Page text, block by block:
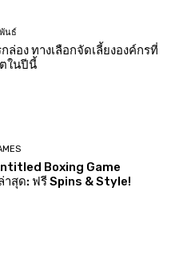
นธ์
ล่อง ทางเลือกจัดเลี้ยงองค์กรที่
ในปีนี้
Boxing Game
าสุด: ฟรี Spins & Style!